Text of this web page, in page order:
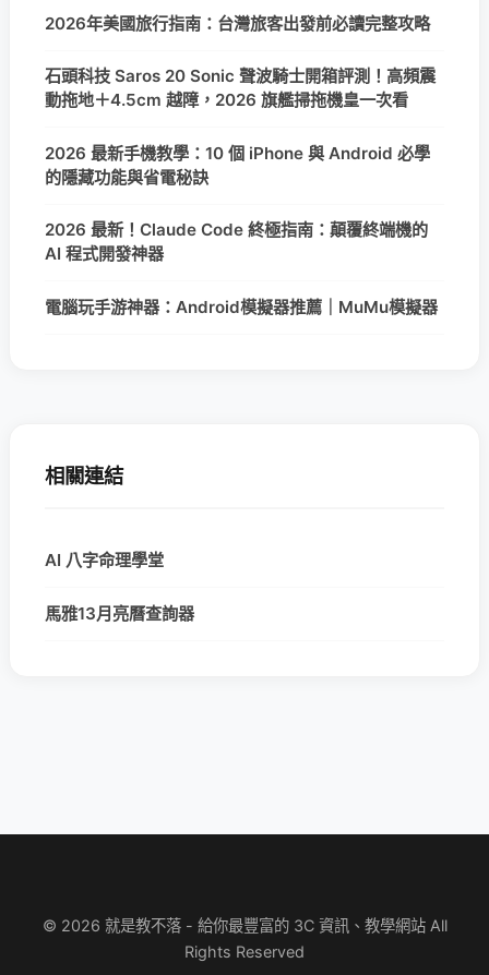
2026年美國旅行指南：台灣旅客出發前必讀完整攻略
石頭科技 Saros 20 Sonic 聲波騎士開箱評測！高頻震
動拖地＋4.5cm 越障，2026 旗艦掃拖機皇一次看
2026 最新手機教學：10 個 iPhone 與 Android 必學
的隱藏功能與省電秘訣
2026 最新！Claude Code 終極指南：顛覆終端機的
AI 程式開發神器
電腦玩手游神器：Android模擬器推薦｜MuMu模擬器
相關連結
AI 八字命理學堂
馬雅13月亮曆查詢器
© 2026 就是教不落 - 給你最豐富的 3C 資訊、教學網站 All
Rights Reserved